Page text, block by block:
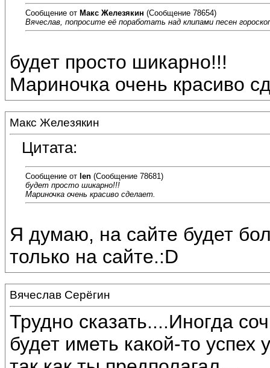
Сообщение от Макс Железякин (Сообщение 78654)
Вячеслав, попросите её поработать над клипами песен
будет просто шикарно!!!
Мариночка очень красиво
Макс Железякин
Цитата:
Сообщение от len (Сообщение 78681)
будет просто шикарно!!!
Мариночка очень красиво сделает.
Я думаю, на сайте будет
только на сайте.:D
Вячеслав Серёгин
Трудно сказать....Иногда
будет иметь какой-то успех